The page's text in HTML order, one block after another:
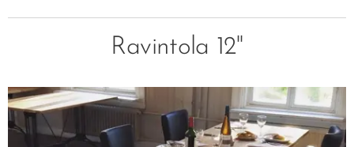
Ravintola 12''